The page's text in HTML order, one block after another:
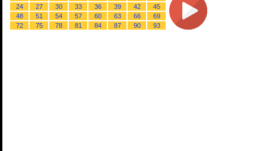
24
27 30 33 36 39 42
45
48
51 54 57 60 63 66
69
72
75 78 81 84 87 90 93